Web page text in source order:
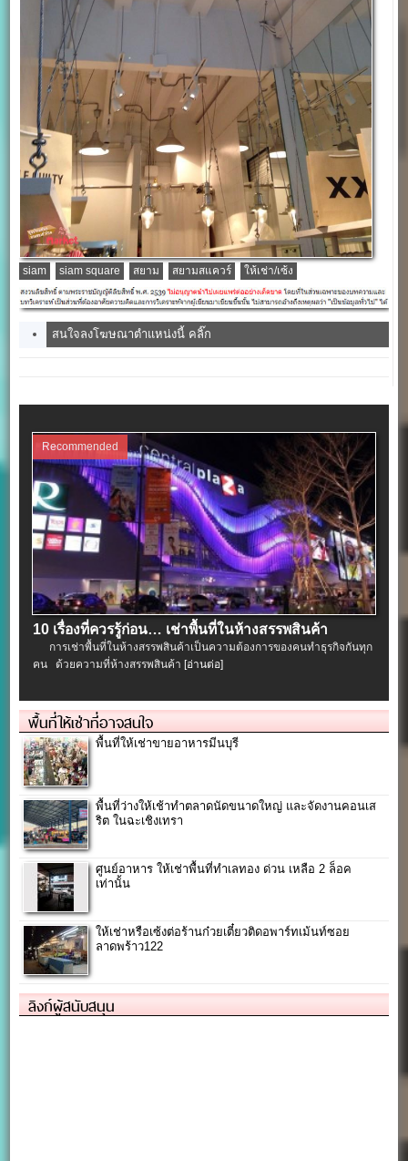
siam siam square สยาม สยามสแควร์ ให้เช่า/เซ้ง
สนใจลงโฆษณาตำแหน่งนี้ คลิ๊ก
Recommended
10 เรื่องที่ควรรู้ก่อน… เช่าพื้นที่ในห้างสรรพสินค้า
การเช่าพื้นที่ในห้างสรรพสินค้าเป็นความต้องการของคนทำธุรกิจกันทุก
คน ด้วยความที่ห้างสรรพสินค้า [อ่านต่อ]
พื้นที่ให้เช่าที่อาจสนใจ
พื้นที่ให้เช่าขายอาหารมีนบุรี
พื้นที่ว่างให้เช้าทำตลาดนัดขนาดใหญ่ และจัดงานคอนเส
ริต ในฉะเชิงเทรา
ศูนย์อาหาร ให้เช่าพื้นที่ทำเลทอง ด่วน เหลือ 2 ล็อค
เท่านั้น
ให้เช่าหรือเซ้งต่อร้านก๋วยเตี๋ยวติดอพาร์ทเม้นท์ซอย
ลาดพร้าว122
ลิงก์ผู้สนับสนุน